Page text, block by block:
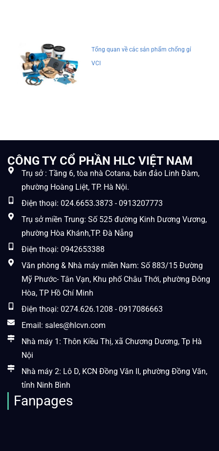
Tổng quan về các sản phẩm chống gỉ
VCI
CÔNG TY CỔ PHẦN HLC VIỆT NAM
Trụ sở : Tầng 6, tòa nhà Cotana, bán đảo Linh Đàm,
phường Hoàng Liệt, TP. Hà Nội.
Điện thoại: 024.6653.3873 - 0913207773
Trụ sở miền Trung: Số 525 đường Kinh Dương Vương,
phường Hòa Khánh,TP. Đà Nẵng
Điện thoại: 0942653388
Văn phòng & Nhà máy miền Nam: Số 883/15 Đường
Mỹ Phước- Tân Vạn, Khu phố Châu Thới, phường Đông
Hòa, TP Hồ Chí Minh
Điện thoại: 0274.626.1208 - 0917086663
Email: sales@hlcvn.com
Nhà máy 1: Thôn Kiều Thị, xã Chương Dương, Tp Hà
Nội
Nhà máy 2: Lô D, KCN Đồng Văn II, phường Đồng Văn,
tỉnh Ninh Bình
Fanpages